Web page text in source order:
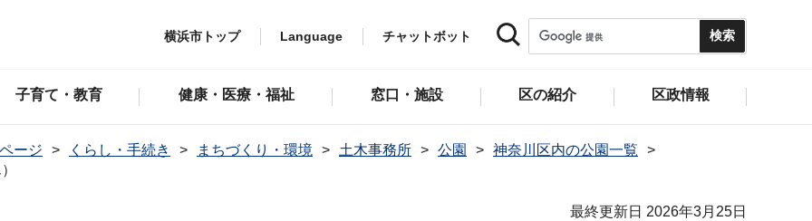
横浜市トップ Language チャットボット
子育て・教育 健康・医療・福祉 窓口・施設 区の紹介 区政情報
ージ くらし・手続き まちづくり・環境 土木事務所 公園
神奈川区内の公園一覧
最終更新日 2026年3月25日